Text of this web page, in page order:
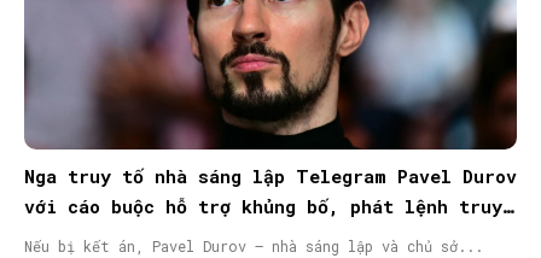
Nga truy tố nhà sáng lập Telegram Pavel Durov
với cáo buộc hỗ trợ khủng bố, phát lệnh truy
nã quốc tế
Nếu bị kết án, Pavel Durov – nhà sáng lập và chủ sở...